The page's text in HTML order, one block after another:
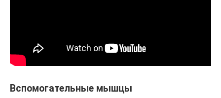
Вспомогательные мышцы